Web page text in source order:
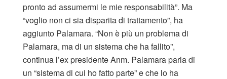
pronto ad assumermi le mie responsabilità”. Ma
“voglio non ci sia disparita di trattamento”, ha
aggiunto Palamara. “Non è più un problema di
Palamara, ma di un sistema che ha fallito”,
continua l’ex presidente Anm. Palamara parla di
un “sistema di cui ho fatto parte” e che lo ha